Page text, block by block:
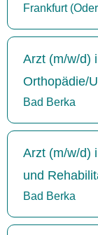
Frankfurt
Arzt (m/w/d)
Orthopädie/
Bad Berka
Arzt (m/w/d)
und
Bad Berka